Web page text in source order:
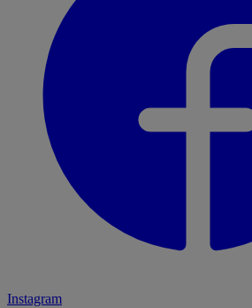
Instagram